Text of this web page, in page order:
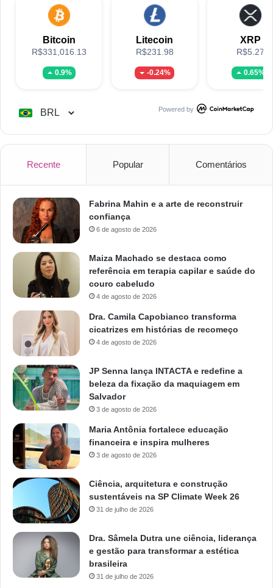
Bitcoin
R$331,016.13
0.9%
Litecoin
R$231.98
-0.24%
XRP
R$5.27
0.65%
Powered by
Recente Popular Comentários
Fabrina Mahin e a arte de reconstruir
confiança
6 de agosto de 2026
Maiza Machado se destaca como
referência em terapia capilar e saúde do
couro cabeludo
4 de agosto de 2026
Dra. Camila Capobianco transforma
cicatrizes em histórias de recomeço
4 de agosto de 2026
JP Senna lança INTACTA e redefine a
beleza da fixação da maquiagem em
Salvador
3 de agosto de 2026
Maria Antônia fortalece educação
financeira e inspira mulheres
3 de agosto de 2026
Ciência, arquitetura e construção
sustentáveis na SP Climate Week 26
31 de julho de 2026
Dra. Sâmela Dutra une ciência, liderança
e gestão para transformar a estética
brasileira
31 de julho de 2026